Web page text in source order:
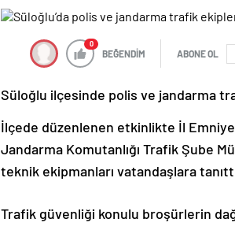
0
BEĞENDİM ABONE OL
Süloğlu ilçesinde polis ve jandarma
İlçede düzenlenen etkinlikte İl
Jandarma Komutanlığı Trafik Şube
teknik ekipmanları vatandaşlara
Trafik güvenliği konulu broşürlerin